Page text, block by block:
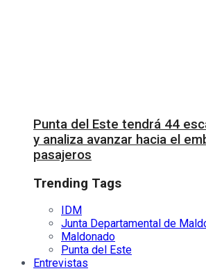
Punta del Este tendrá 44
y analiza avanzar hacia el
pasajeros
Trending Tags
IDM
Junta Departamental de
Maldonado
Punta del Este
Entrevistas